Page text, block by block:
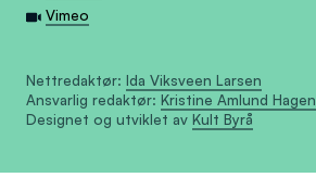
Vimeo
Nettredaktør: Ida Viksveen Larsen
Ansvarlig redaktør: Kristine Amlund Hagen
Designet og utviklet av Kult Byrå